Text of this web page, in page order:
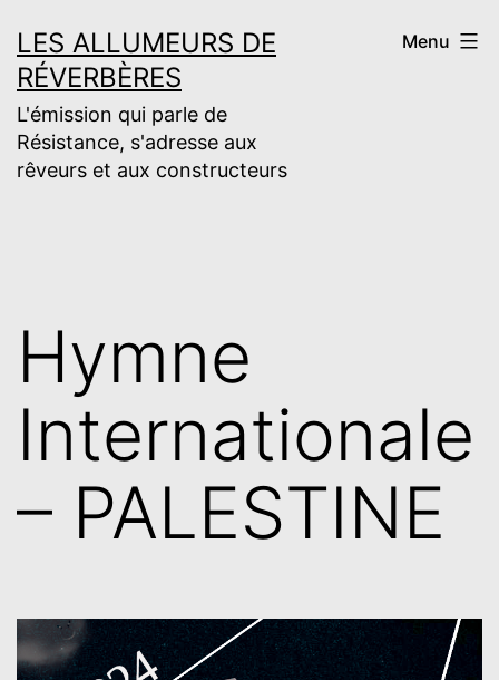
au
contenu
LES ALLUMEURS DE
RÉVERBÈRES
L'émission qui parle de
Résistance, s'adresse aux
rêveurs et aux constructeurs
Menu
Hymne
Internationale
– PALESTINE